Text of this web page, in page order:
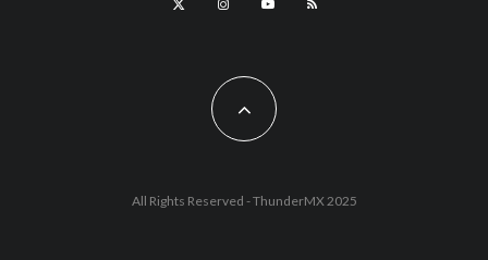
All Rights Reserved - ThunderMX 2025